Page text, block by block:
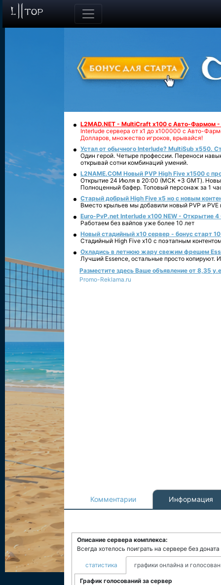
L2MAD.NET - MultiCraft x100 с Авто-Фармом
Interlude сервера от х1 до х100000 с Авто-
Долларов, множество игроков, врывайся!
Устал от обычного Interlude? MultiSub x550.
Один герой. Четыре профессии. Переноси
открывай сотни комбинаций умений.
L2NAME.COM Новый PVP High Five x1500 с
Открытие 24 Июля в 20:00 (МСК +3 GMT).
Полноценный бафер. Топовый персонаж за 1
Старый добрый High Five x5 но с новым
Вместо крыльев мы добавили новый PVP и PVE
Euro-PvP.net Interlude х100 NEW - Открытие 4
Работаем без вайпов уже более 10 лет
Новый стадийный х10 сервер - бонус старт
Стадийный High Five x10 с поэтапным
Охладись в летнюю жару свежим фрешем
Лучший Essence, остальные просто копируют.
Разместите здесь Ваше объявление от 8,35
Promo-Reklama.ru
Комментарии Информация
Описание сервера комплекса:
Всегда хотелось поиграть на сервере без
статистика графики онлайна и
График голосований за сервер